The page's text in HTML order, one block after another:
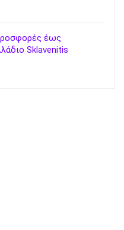
έως
Sklavenitis